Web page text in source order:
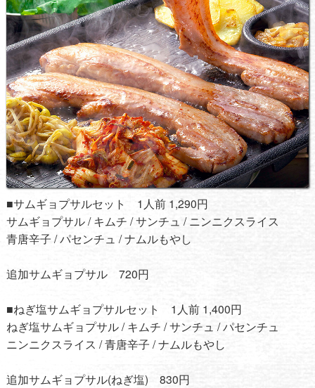
■サムギョプサルセット 1人前 1,290円
サムギョプサル / キムチ / サンチュ / ニンニクスライス
青唐辛子 / パセンチュ / ナムルもやし
追加サムギョプサル 720円
■ねぎ塩サムギョプサルセット 1人前 1,400円
ねぎ塩サムギョプサル / キムチ / サンチュ / パセンチュ
ニンニクスライス / 青唐辛子 / ナムルもやし
追加サムギョプサル(ねぎ塩) 830円